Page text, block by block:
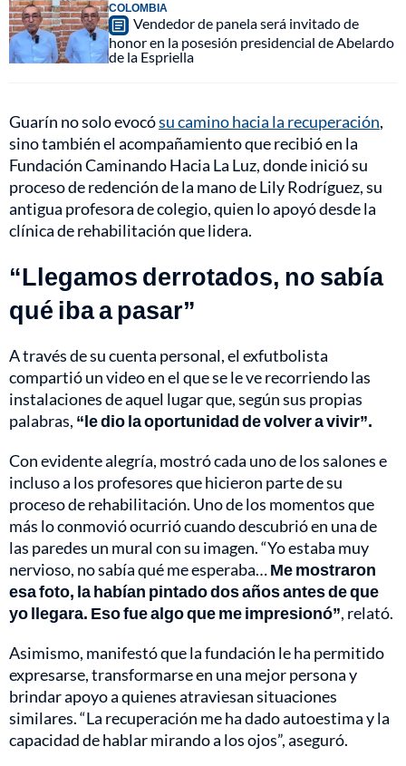
COLOMBIA
Vendedor de panela será invitado de
honor en la posesión presidencial de Abelardo
de la Espriella
Guarín no solo evocósu camino hacia la recuperación,
sino también el acompañamiento que recibió en la
Fundación Caminando Hacia La Luz, donde inició su
proceso de redención de la mano de Lily Rodríguez, su
antigua profesora de colegio, quien lo apoyó desde la
clínica de rehabilitación que lidera.
“Llegamos derrotados, no sabía
qué iba a pasar”
A través de su cuenta personal, el exfutbolista
compartió un video en el que se le ve recorriendo las
instalaciones de aquel lugar que, según sus propias
palabras, “le dio la oportunidad de volver a vivir”.
Con evidente alegría, mostró cada uno de los salones e
incluso a los profesores que hicieron parte de su
proceso de rehabilitación. Uno de los momentos que
más lo conmovió ocurrió cuando descubrió en una de
las paredes un mural con su imagen. “Yo estaba muy
nervioso, no sabía qué me esperaba…Me mostraron
esa foto, la habían pintado dos años antes de que
yo llegara. Eso fue algo que me impresionó”, relató.
Asimismo, manifestó que la fundación le ha permitido
expresarse, transformarse en una mejor persona y
brindar apoyo a quienes atraviesan situaciones
similares. “La recuperación me ha dado autoestima y la
capacidad de hablar mirando a los ojos”, aseguró.